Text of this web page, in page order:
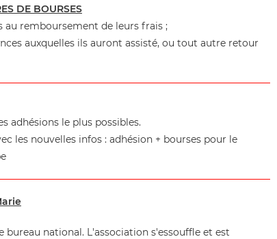
DE BOURSES
au remboursement de leurs frais ;
auxquelles ils auront assisté, ou tout autre retour
adhésions le plus possibles.
les nouvelles infos : adhésion + bourses pour le
national. L'association s'essouffle et est